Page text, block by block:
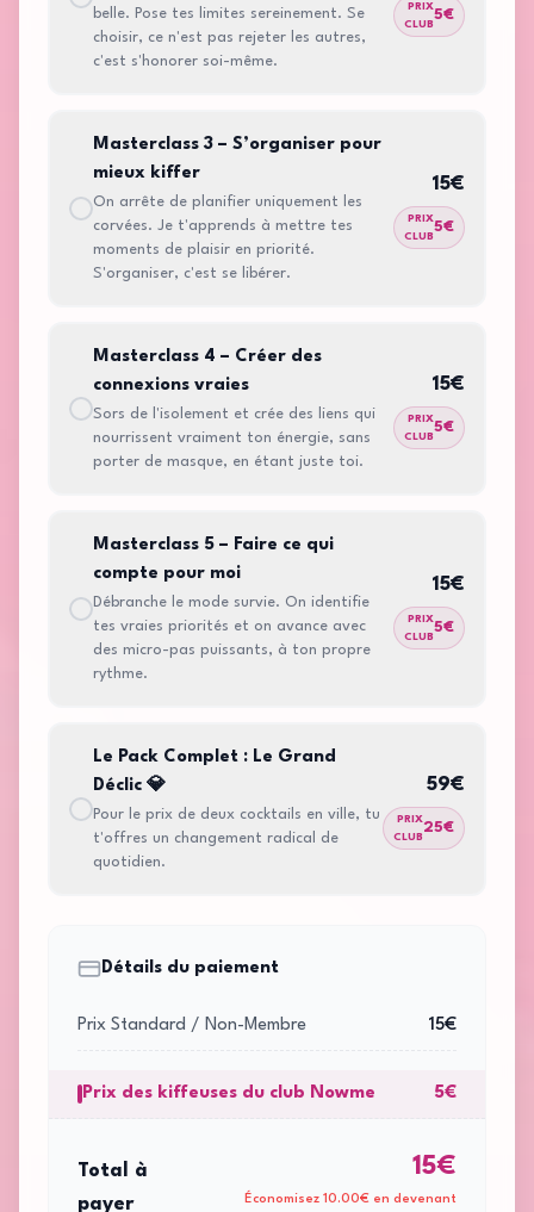
belle. Pose tes limites sereinement. Se
choisir, ce n'est pas rejeter les autres,
c'est s'honorer soi-même.
PRIX
CLUB
5€
Masterclass 3 – S’organiser pour
mieux kiffer
On arrête de planifier uniquement les
corvées. Je t'apprends à mettre tes
moments de plaisir en priorité.
S'organiser, c'est se libérer.
15€
PRIX
CLUB
5€
Masterclass 4 – Créer des
connexions vraies
Sors de l'isolement et crée des liens qui
nourrissent vraiment ton énergie, sans
porter de masque, en étant juste toi.
15€
PRIX
CLUB
5€
Masterclass 5 – Faire ce qui
compte pour moi
Débranche le mode survie. On identifie
tes vraies priorités et on avance avec
des micro-pas puissants, à ton propre
rythme.
15€
PRIX
CLUB
5€
Le Pack Complet : Le Grand
Déclic 💎
Pour le prix de deux cocktails en ville, tu
t'offres un changement radical de
quotidien.
59€
PRIX
CLUB
25€
Détails du paiement
Prix Standard / Non-Membre 15€
Prix des kiffeuses du club Nowme 5€
Total à
payer
15€
Économisez 10.00€ en devenant